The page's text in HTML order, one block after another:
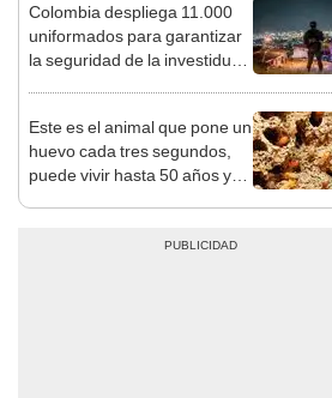
Colombia despliega 11.000
uniformados para garantizar
la seguridad de la investidura
Este es el animal que pone un
huevo cada tres segundos,
puede vivir hasta 50 años y